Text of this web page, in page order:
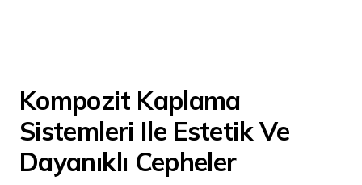
Kompozit Kaplama
Sistemleri Ile Estetik Ve
Dayanıklı Cepheler